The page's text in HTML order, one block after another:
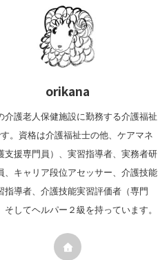
orikana
介護老人保健施設に勤務する介護福祉
。資格は介護福祉士の他、ケアマネ
支援専門員）、実習指導者、実務者研
、キャリア段位アセッサー、介護技能
指導者、介護技能実習評価者（専門
そしてヘルパー２級を持っています。